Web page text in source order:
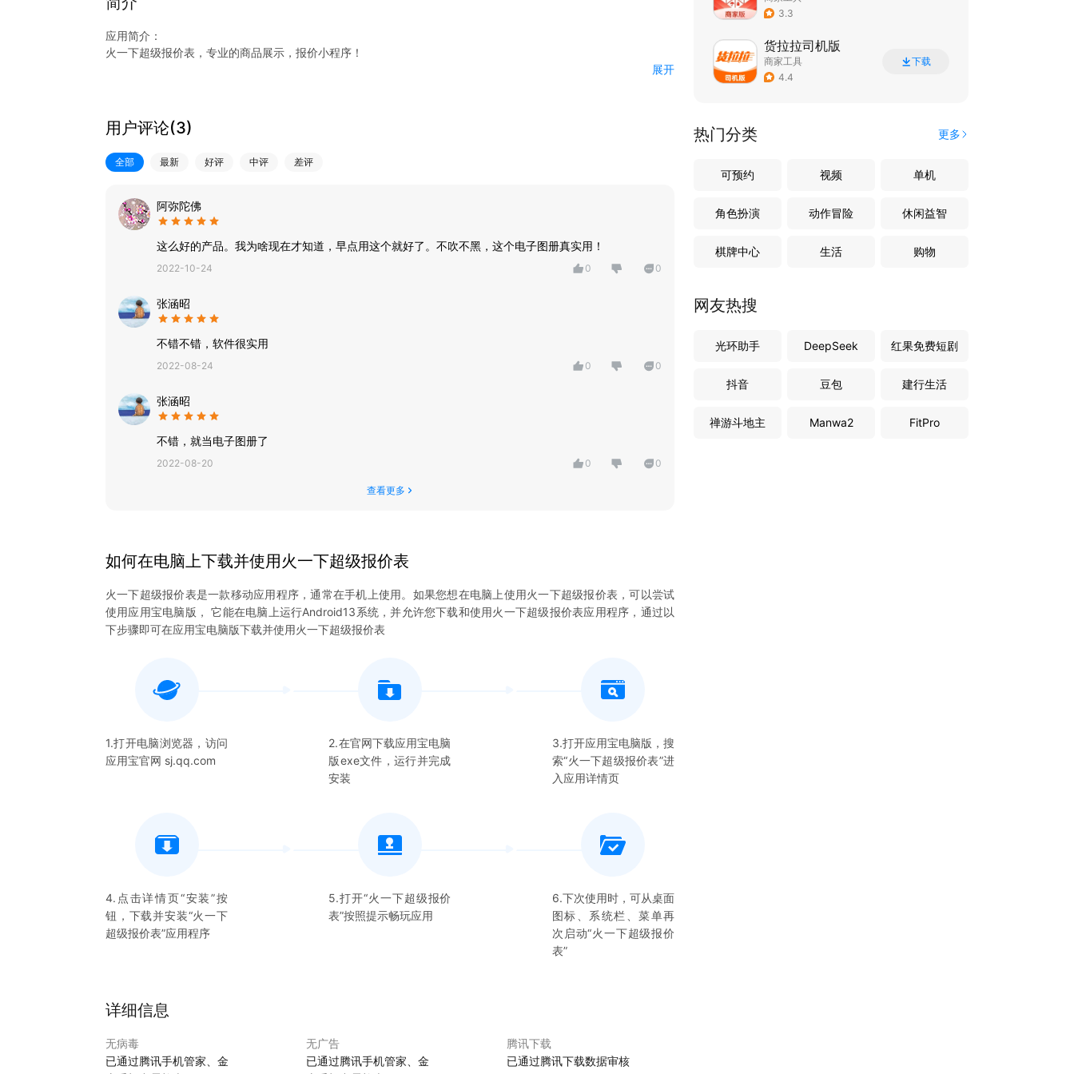
应用简介：
火一下超级报价表，专业的商品展示，报价小程序！
特色三：五级批发价切换，覆盖所有客户群体
特色四：访客轨迹，实时了解客户动态
特色五：不限量改名分享
特色六：极速搜索，1秒找到目标产品
特色八：超级分销，给每一个客户生成专属分销码
特色九：强大的分享功能，支持整个店铺，整个分类，多选商品分享
展开
用户评论(3)
全部 最新 好评 中评 差评
阿弥陀佛
这么好的产品。我为啥现在才知道，早点用这个就好了。不吹不黑，这个电子图册真实用！
2022-10-24 0 0
张涵昭
不错不错，软件很实用
2022-08-24 0 0
张涵昭
不错，就当电子图册了
2022-08-20 0 0
查看更多
如何在电脑上下载并使用火一下超级报价表
火一下超级报价表是一款移动应用程序，通常在手机上使用。如果您想在电脑上使用火一下超级报价表 ，可以尝试
使用应用宝电脑版， 它能在电脑上运行Android13系统，并允许您下载和使用火一下超级报价表应用程序，通过以
下步骤即可在应用宝电脑版下载并使用火一下超级报价表
1.打开电脑浏览器，访问
应用宝官网 sj.qq.com
2.在官网下载应用宝电脑
版exe文件，运行并完成
安装
3.打开应用宝电脑版，搜
索“火一下超级报价表”进
入应用详情页
4.点击详情页“安装”按
钮，下载并安装“火一下
超级报价表”应用程序
5.打开“火一下超级报价
表”按照提示畅玩应用
6.下次使用时，可从桌面
图标、系统栏、菜单再
次启动“火一下超级报价
表”
详细信息
无病毒
已通过腾讯手机管家、金
无广告
已通过腾讯手机管家、金
腾讯下载
已通过腾讯下载数据审核
3.3
货拉拉司机版
商家工具
4.4
下载
热门分类 更多
可预约 视频 单机
角色扮演 动作冒险 休闲益智
棋牌中心 生活 购物
网友热搜
光环助手 DeepSeek 红果免费短剧
抖音 豆包 建行生活
禅游斗地主 Manwa2 FitPro